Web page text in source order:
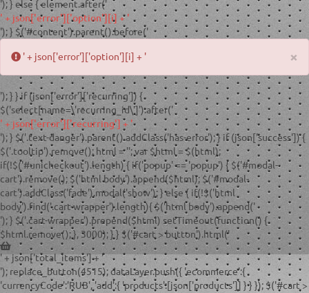
'); } else { element.after('
' + json['error']['option'][i] + '
'); } $('#content').parent().before('
' + json['error']['option'][i] + ' ×
'); } } if (json['error']['recurring']) {
$('select[name=\'recurring_id\']').after('
' + json['error']['recurring'] + '
'); } $('.text-danger').parent().addClass('has-error'); } if (json['success']) {
$('.tooltip').remove(); html = ''; var $html = $(html);
if(!$('#unicheckout').length) { if('popup' == 'popup') { $('#modal-
cart').remove(); $('html body').append($html); $('#modal-
cart').addClass('fade').modal('show'); } else { if(!$('html
body').find('.cart-wrapper').length){ $('html body').append('
'); } $('.cart-wrapper').prepend($html) setTimeout(function() {
$html.remove(); }, 3000); } } $('#cart > button').html('
' + json['total_items'] + '
'); replace_button(4515); dataLayer.push({ 'ecommerce':{
'currencyCode':'RUB', 'add':{ 'products':[json['products']] } } }); $('#cart >